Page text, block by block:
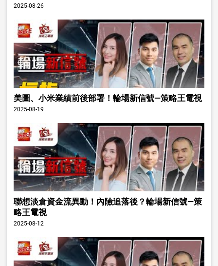
2025-08-26
美圖、小米業績前後部署！輪場新信號—策略王電視
2025-08-19
聯想淡倉資金流異動！內險追落後？輪場新信號—策
略王電視
2025-08-12